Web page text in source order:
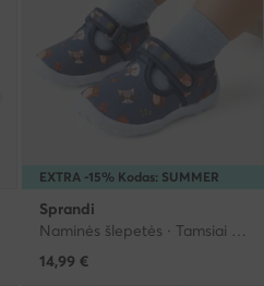
EXTRA -15% Kodas: SUMMER
Sprandi
Naminės šlepetės · Tamsiai mėlyna
14,99 €